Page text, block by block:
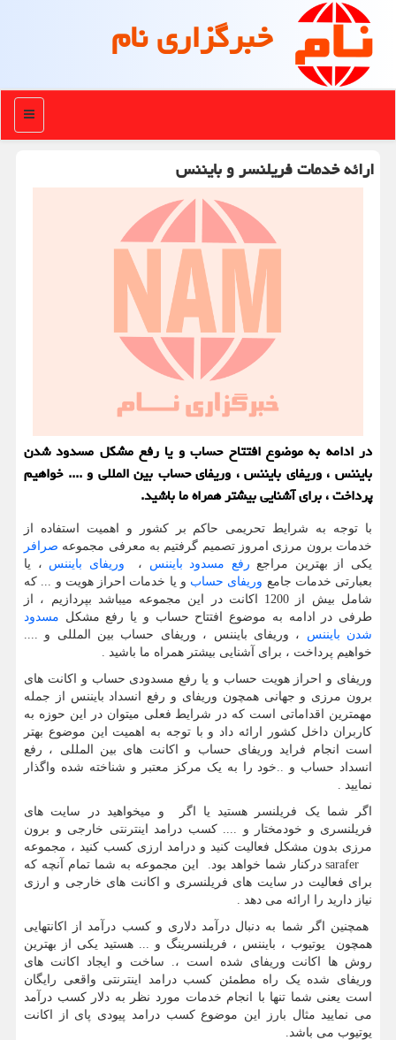
خبرگزاری نام
منو
ارائه خدمات فریلنسر و بایننس
در ادامه به موضوع افتتاح حساب و یا رفع مشكل مسدود شدن
بایننس ، وریفای بایننس ، وریفای حساب بین المللی و .... خواهیم
پرداخت ، برای آشنایی بیشتر همراه ما باشید.
با توجه به شرایط تحریمی حاکم بر کشور و اهمیت استفاده از
خدمات برون مرزی امروز تصمیم گرفتیم به معرفی مجموعه صرافر
یکی از بهترین مراجع رفع مسدود بایننس ، وریفای بایننس ، یا
بعبارتی خدمات جامع وریفای حساب و یا خدمات احراز هویت و ... که
شامل بیش از 1200 اکانت در این مجموعه میباشد بپردازیم ، از
طرفی در ادامه به موضوع افتتاح حساب و یا رفع مشکل مسدود
شدن بایننس ، وریفای بایننس ، وریفای حساب بین المللی و ....
خواهیم پرداخت ، برای آشنایی بیشتر همراه ما باشید .
وریفای و احراز هویت حساب و یا رفع مسدودی حساب و اکانت های
برون مرزی و جهانی همچون وریفای و رفع انسداد بایننس از جمله
مهمترین اقداماتی است که در شرایط فعلی میتوان در این حوزه به
کاربران داخل کشور ارائه داد و با توجه به اهمیت این موضوع بهتر
است انجام فراید وریفای حساب و اکانت های بین المللی ، رفع
انسداد حساب و ..خود را به یک مرکز معتبر و شناخته شده واگذار
نمایید .
اگر شما یک فریلنسر هستید یا اگر و میخواهید در سایت های
فریلنسری و خودمختار و .... کسب درامد اینترنتی خارجی و برون
مرزی بدون مشکل فعالیت کنید و درامد ارزی کسب کنید ، مجموعه
sarafer درکنار شما خواهد بود. این مجموعه به شما تمام آنچه که
برای فعالیت در سایت های فریلنسری و اکانت های خارجی و ارزی
نیاز دارید را ارائه می دهد .
همچنین اگر شما به دنبال درآمد دلاری و کسب درآمد از اکانتهایی
همچون یوتیوب ، بایننس ، فریلنسرینگ و ... هستید یکی از بهترین
روش ها اکانت وریفای شده است ،. ساخت و ایجاد اکانت های
وریفای شده یک راه مطمئن کسب درامد اینترنتی واقعی رایگان
است یعنی شما تنها با انجام خدمات مورد نظر به دلار کسب درآمد
می نمایید مثال بارز این موضوع کسب درامد پیودی پای از اکانت
یوتیوب می باشد.